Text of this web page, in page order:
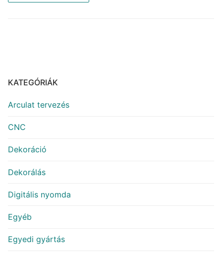
KATEGÓRIÁK
Arculat tervezés
CNC
Dekoráció
Dekorálás
Digitális nyomda
Egyéb
Egyedi gyártás